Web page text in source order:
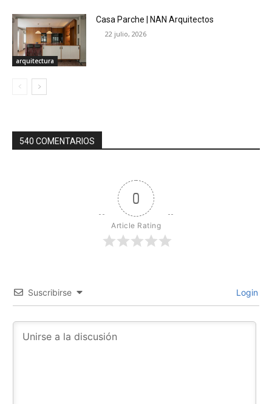
arquitectura
Casa Parche | NAN Arquitectos
22 julio, 2026
540 COMENTARIOS
0
Article Rating
Suscribirse Login